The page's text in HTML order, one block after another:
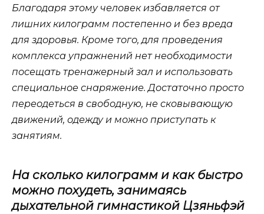
Благодаря этому человек избавляется от
лишних килограмм постепенно и без вреда
для здоровья. Кроме того, для проведения
комплекса упражнений нет необходимости
посещать тренажерный зал и использовать
специальное снаряжение. Достаточно просто
переодеться в свободную, не сковывающую
движений, одежду и можно приступать к
занятиям.
На сколько килограмм и как быстро
можно похудеть, занимаясь
дыхательной гимнастикой Цзяньфэй